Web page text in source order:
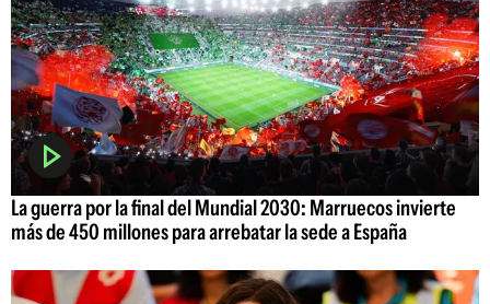
La guerra por la final del Mundial 2030: Marruecos invierte
más de 450 millones para arrebatar la sede a España